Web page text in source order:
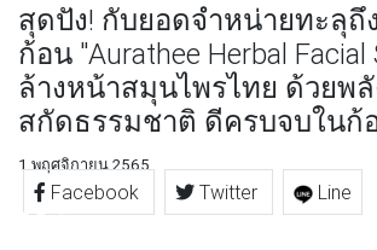
สุดปัง! กับยอดจำหน่ายทะลุถึ
ก้อน "Aurathee Herbal Facial
ล้างหน้าสมุนไพรไทย ด้วยพ
สกัดธรรมชาติ ดีครบจบในก้
1 พฤศจิกายน 2565
Facebook Twitter Line